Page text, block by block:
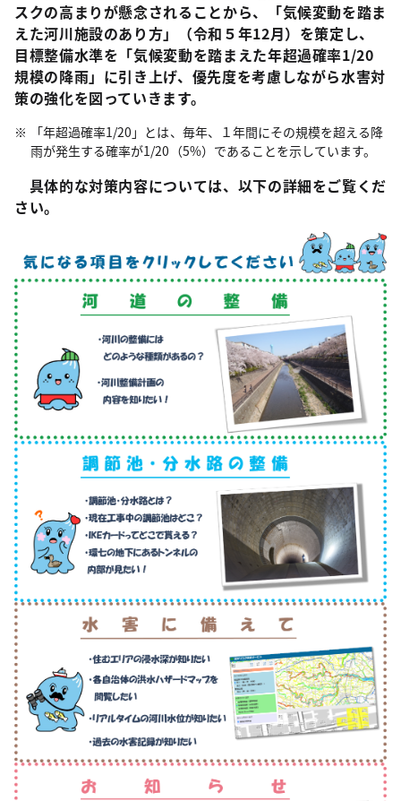
スクの高まりが懸念されることから、「気候変動を踏ま
えた河川施設のあり方」（令和５年12月）を策定し、
目標整備水準を「気候変動を踏まえた年超過確率1/20
規模の降雨」に引き上げ、優先度を考慮しながら水害対
策の強化を図っていきます。
「年超過確率1/20」とは、毎年、１年間にその規模を超える降
雨が発生する確率が1/20（5%）であることを示しています。
具体的な対策内容については、以下の詳細をご覧くだ
さい。